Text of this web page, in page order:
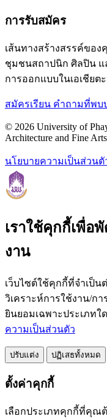
การรับสมัคร
เส้นทางสร้างสรรค์ขอ
ชุมชนสถาปนิก ศิลปิน แ
การออกแบบในเอเชียต
สมัครเรียน คำถามที่พบ
© 2026 University of
Architecture and Fine
นโยบายความเป็นส่วนตั
เราใช้คุกกี้เพื่
งาน
เว็บไซต์ใช้คุกกี้ที่จำเป็น
วิเคราะห์การใช้งาน/ก
ยินยอมเฉพาะประเภทใ
ความเป็นส่วนตัว
ปรับแต่ง ปฏิเสธทั้งหมด
ตั้งค่าคุกกี้
เลือกประเภทคุกกี้ที่คุณ